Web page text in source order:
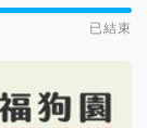
已結束